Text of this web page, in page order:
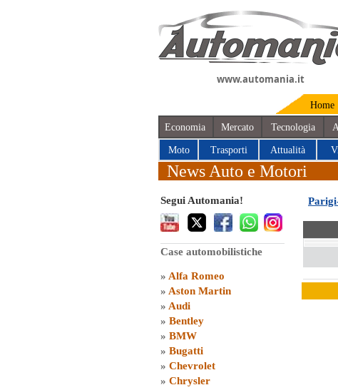
www.automania.it
Home
Economia Mercato Tecnologia
Moto Trasporti Attualità
News Auto e Motori
Segui Automania!
Case automobilistiche
» Alfa Romeo
» Aston Martin
» Audi
» Bentley
» BMW
» Bugatti
» Chevrolet
» Chrysler